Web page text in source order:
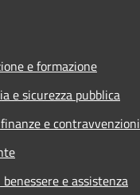
e formazione
e sicurezza pubblica
e contravvenzioni
e assistenza